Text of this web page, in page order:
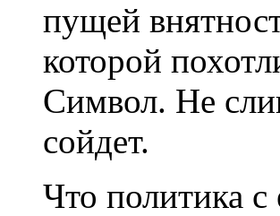
пущей
которой
Символ. Не
сойдет.
Что политика